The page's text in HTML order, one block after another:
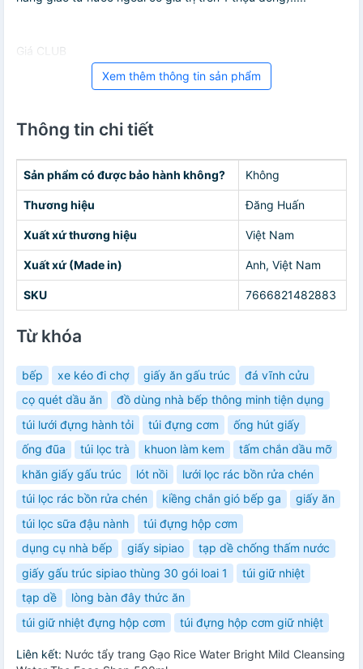
Giá CLUB
Xem thêm thông tin sản phẩm
Thông tin chi tiết
Sản phẩm có được bảo hành không? Không
Thương hiệu Đăng Huấn
Xuất xứ thương hiệu Việt Nam
Xuất xứ (Made in) Anh, Việt Nam
SKU 7666821482883
Từ khóa
bếp xe kéo đi chợ giấy ăn gấu trúc
đá vĩnh cửu
cọ quét dầu ăn
đồ dùng nhà bếp thông minh tiện dụng
túi lưới đựng hành tỏi
túi đựng cơm
ống hút giấy
ống đũa
túi lọc trà khuon làm kem
tấm chắn dầu mỡ
khăn giấy gấu trúc
lót nồi
lưới lọc rác bồn rửa chén
túi lọc rác bồn rửa chén
kiềng chắn gió bếp ga
giấy ăn
túi lọc sữa đậu nành
túi đựng hộp cơm
dụng cụ nhà bếp
giấy sipiao
tạp dề chống thấm nước
giấy gấu trúc sipiao thùng 30 gói loai 1
túi giữ nhiệt
tạp dề
lòng bàn đây thức ăn
túi giữ nhiệt đựng hộp cơm
túi đựng hộp cơm giữ nhiệt
Liên kết: Nước tẩy trang Gạo Rice Water Bright Mild Cleansing